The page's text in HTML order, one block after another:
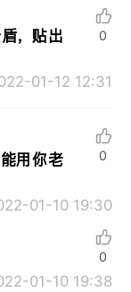
，贴出
01-12 12:31
0
用你老
01-10 19:30
0
01-10 19:38
0